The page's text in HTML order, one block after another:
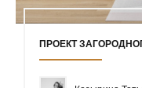
ПРОЕКТ